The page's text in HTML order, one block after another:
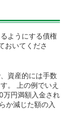
ようにする債権
おいてくださ
資産的には手数
。 上の例でいえ
万円満額入金され
か減じた額の入